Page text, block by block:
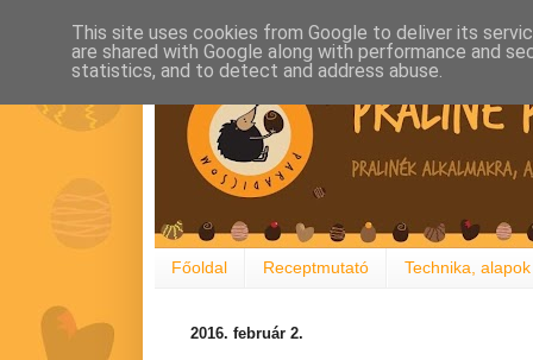
Főoldal Receptmutató Technika, alapok
2016. február 2.
This site uses cookies from Google to deliver its
are shared with Google along with performance and
statistics, and to detect and address abuse.